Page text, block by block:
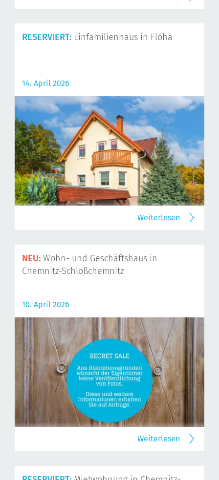
RESERVIERT: Einfamilienhaus in Flöha
14. April 2026
Weiterlesen
NEU: Wohn- und Geschäftshaus in
Chemnitz-Schloßchemnitz
10. April 2026
Weiterlesen